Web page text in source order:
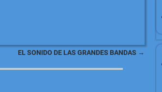
EL SONIDO DE LAS GRANDES BANDAS →